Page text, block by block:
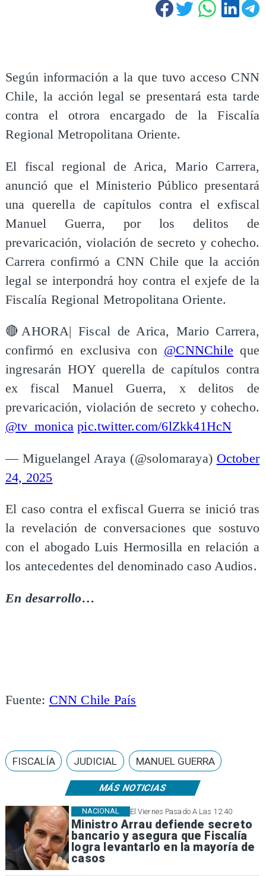
MÁS NOTICIAS
El Viernes Pasado A Las 12:40
Ministro Arrau defiende secreto
bancario y asegura que Fiscalía
logra levantarlo en la mayoría de
casos
NACIONAL
Según información a la que tuvo acceso CNN
Chile, la acción legal se presentará esta tarde
contra el otrora encargado de la Fiscalía
Regional Metropolitana Oriente.
El fiscal regional de Arica, Mario Carrera,
anunció que el Ministerio Público presentará
una querella de capítulos contra el exfiscal
Manuel Guerra, por los delitos de
prevaricación, violación de secreto y cohecho.
Carrera confirmó a CNN Chile que la acción
legal se interpondrá hoy contra el exjefe de la
Fiscalía Regional Metropolitana Oriente.
🔴AHORA| Fiscal de Arica, Mario Carrera,
confirmó en exclusiva con @CNNChile que
ingresarán HOY querella de capítulos contra
ex fiscal Manuel Guerra, x delitos de
prevaricación, violación de secreto y cohecho.
@tv_monica pic.twitter.com/6lZkk41HcN
— Miguelangel Araya (@solomaraya) October
24, 2025
El caso contra el exfiscal Guerra se inició tras
la revelación de conversaciones que sostuvo
con el abogado Luis Hermosilla en relación a
los antecedentes del denominado caso Audios.
En desarrollo…
Fuente: CNN Chile País
FISCALÍA JUDICIAL MANUEL GUERRA